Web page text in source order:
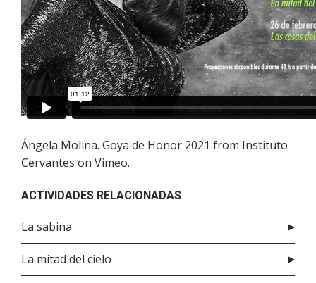
Ángela Molina. Goya de Honor 2021 from Instituto
Cervantes on Vimeo.
ACTIVIDADES RELACIONADAS
La sabina
La mitad del cielo